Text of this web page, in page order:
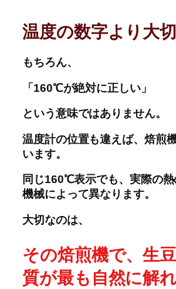
温度の数字より大
もちろん、
「160℃が絶対に正しい」
という意味ではありません。
温度計の位置も違えば、焙煎
います。
同じ160℃表示でも、実際の
機械によって異なります。
大切なのは、
その焙煎機で、生
質が最も自然に解